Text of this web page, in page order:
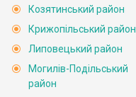
Козятинський район
Крижопільський район
Липовецький район
Могилів-Подільський
район